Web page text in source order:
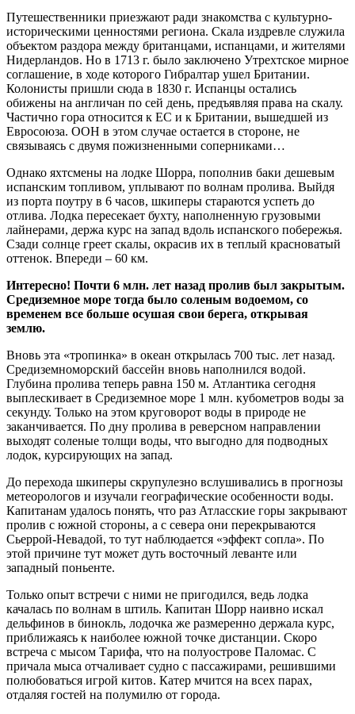
Путешественники приезжают ради знакомства с культурно-
историческими ценностями региона. Скала издревле служила
объектом раздора между британцами, испанцами, и жителями
Нидерландов. Но в 1713 г. было заключено Утрехтское мирное
соглашение, в ходе которого Гибралтар ушел Британии.
Колонисты пришли сюда в 1830 г. Испанцы остались
обижены на англичан по сей день, предъявляя права на скалу.
Частично гора относится к ЕС и к Британии, вышедшей из
Евросоюза. ООН в этом случае остается в стороне, не
связываясь с двумя пожизненными соперниками…
Однако яхтсмены на лодке Шорра, пополнив баки дешевым
испанским топливом, уплывают по волнам пролива. Выйдя
из порта поутру в 6 часов, шкиперы стараются успеть до
отлива. Лодка пересекает бухту, наполненную грузовыми
лайнерами, держа курс на запад вдоль испанского побережья.
Сзади солнце греет скалы, окрасив их в теплый красноватый
оттенок. Впереди – 60 км.
Интересно! Почти 6 млн. лет назад пролив был закрытым.
Средиземное море тогда было соленым водоемом, со
временем все больше осушая свои берега, открывая
землю.
Вновь эта «тропинка» в океан открылась 700 тыс. лет назад.
Средиземноморский бассейн вновь наполнился водой.
Глубина пролива теперь равна 150 м. Атлантика сегодня
выплескивает в Средиземное море 1 млн. кубометров воды за
секунду. Только на этом круговорот воды в природе не
заканчивается. По дну пролива в реверсном направлении
выходят соленые толщи воды, что выгодно для подводных
лодок, курсирующих на запад.
До перехода шкиперы скрупулезно вслушивались в прогнозы
метеорологов и изучали географические особенности воды.
Капитанам удалось понять, что раз Атласские горы закрывают
пролив с южной стороны, а с севера они перекрываются
Сьеррой-Невадой, то тут наблюдается «эффект сопла». По
этой причине тут может дуть восточный леванте или
западный поньенте.
Только опыт встречи с ними не пригодился, ведь лодка
качалась по волнам в штиль. Капитан Шорр наивно искал
дельфинов в бинокль, лодочка же размеренно держала курс,
приближаясь к наиболее южной точке дистанции. Скоро
встреча с мысом Тарифа, что на полуострове Паломас. С
причала мыса отчаливает судно с пассажирами, решившими
полюбоваться игрой китов. Катер мчится на всех парах,
отдаляя гостей на полумилю от города.